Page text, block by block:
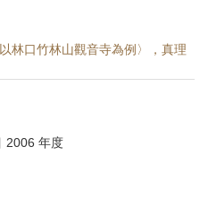
林口竹林山觀音寺為例〉，真理
2006 年度